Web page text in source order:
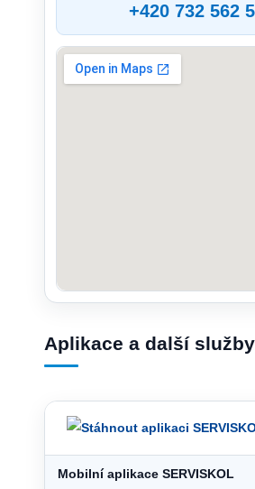
+420 732 562
Aplikace a další služby
Mobilní aplikace SERVISKOL